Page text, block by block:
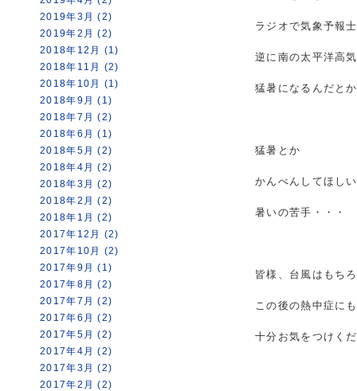
2019年3月 (2)
2019年2月 (2)
2018年12月 (1)
2018年11月 (2)
2018年10月 (1)
2018年9月 (1)
2018年7月 (2)
2018年6月 (1)
2018年5月 (2)
2018年4月 (2)
2018年3月 (2)
2018年2月 (2)
2018年1月 (2)
2017年12月 (2)
2017年10月 (2)
2017年9月 (1)
2017年8月 (2)
2017年7月 (2)
2017年6月 (2)
2017年5月 (2)
2017年4月 (2)
2017年3月 (2)
2017年2月 (2)
ラジオで気象予報
逆に南の太平洋高
猛暑になるんだと
猛暑とか
かんべんしてほし
暑いの苦手・・・
皆様、台風はもち
この後の熱中症にも
十分お気をつけく